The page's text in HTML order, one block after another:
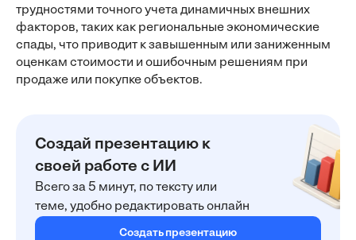
трудностями точного учета динамичных внешних
факторов, таких как региональные экономические
спады, что приводит к завышенным или заниженным
оценкам стоимости и ошибочным решениям при
продаже или покупке объектов.
Создай презентацию к
своей работе с ИИ
Всего за 5 минут, по тексту или
теме, удобно редактировать онлайн
Создать презентацию